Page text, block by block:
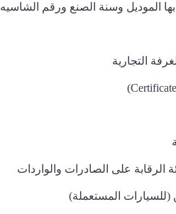
الموديل وسنة الصنع ورقم الشاسيه
التجارية
الرقابة على الصادرات والواردات
المستعملة)